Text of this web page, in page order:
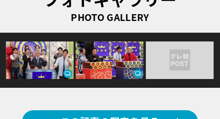
PHOTO GALLERY